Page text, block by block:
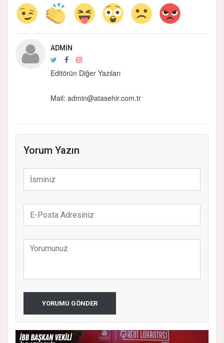
ADMIN
Editörün Diğer Yazıları
Mail: admin@atasehir.com.tr
Yorum Yazın
YORUMU GÖNDER